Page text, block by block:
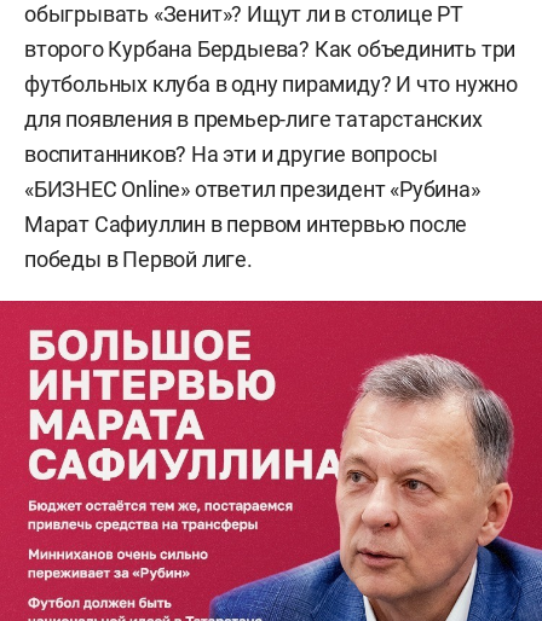
обыгрывать «Зенит»? Ищут ли в столице РТ
второго Курбана Бердыева? Как объединить три
футбольных клуба в одну пирамиду? И что нужно
для появления в премьер-лиге татарстанских
воспитанников? На эти и другие вопросы
«БИЗНЕС Online» ответил президент «Рубина»
Марат Сафиуллин в первом интервью после
победы в Первой лиге.